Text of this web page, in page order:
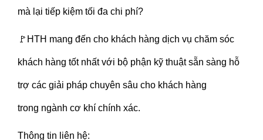
mà lại tiếp kiệm tối đa chi phí?
🚩HTH mang đến cho khách hàng dịch vụ chăm sóc
khách hàng tốt nhất với bộ phận kỹ thuật sẵn sàng hỗ
trợ các giải pháp chuyên sâu cho khách hàng
trong ngành cơ khí chính xác.
Thông tin liên hệ: